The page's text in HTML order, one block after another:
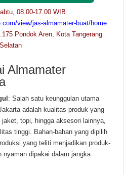
08.00-17.00 WIB
view/jas-almamater-buat/home
Pondok Aren, Kota Tangerang
Selatan
Almamater
: Salah satu keunggulan utama
adalah kualitas produk yang
topi, hingga aksesori lainnya,
tinggi. Bahan-bahan yang dipilih
yang teliti menjadikan produk-
nyaman dipakai dalam jangka